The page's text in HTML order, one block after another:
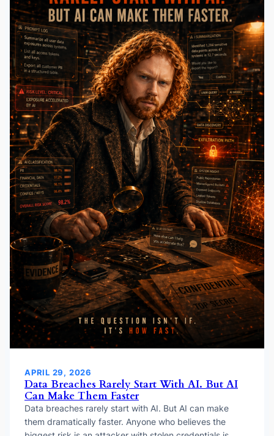
APRIL 29, 2026
Data Breaches Rarely Start With AI. But AI
Can Make Them Faster
Data breaches rarely start with AI. But AI can make
them dramatically faster. Anyone who believes the